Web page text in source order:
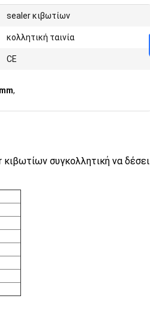
sealer κιβωτίων
κολλητική ταινία
CE
,
συγκολλητική να δέσει